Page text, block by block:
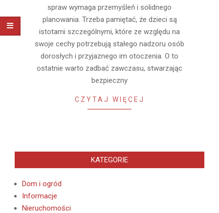
spraw wymaga przemyśleń i solidnego
planowania. Trzeba pamiętać, że dzieci są
istotami szczególnymi, które ze względu na
swoje cechy potrzebują stałego nadzoru osób
dorosłych i przyjaznego im otoczenia. O to
ostatnie warto zadbać zawczasu, stwarzając
bezpieczny
CZYTAJ WIĘCEJ
KATEGORIE
Dom i ogród
Informacje
Nieruchomości